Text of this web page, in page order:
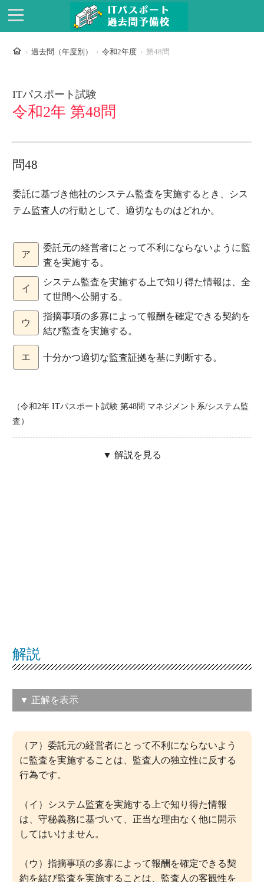
ホーム
過去問（年度別） 令和2年度 第48問
ITパスポート試験
令和2年 第48問
問48
委託に基づき他社のシステム監査を実施するとき、シス
テム監査人の行動として、適切なものはどれか。
ア
委託元の経営者にとって不利にならないように監
査を実施する。
イ
システム監査を実施する上で知り得た情報は、全
て世間へ公開する。
ウ
指摘事項の多寡によって報酬を確定できる契約を
結び監査を実施する。
エ 十分かつ適切な監査証拠を基に判断する。
（令和2年 ITパスポート試験 第48問 マネジメント系/システム監
査）
▼ 解説を見る
解説
▼ 正解を表示
判断する。
この問題の正解率：
（ア）委託元の経営者にとって不利にならないよう
に監査を実施することは、監査人の独立性に反する
行為です。
（イ）システム監査を実施する上で知り得た情報
は、守秘義務に基づいて、正当な理由なく他に開示
してはいけません。
（ウ）指摘事項の多寡によって報酬を確定できる契
約を結び監査を実施することは、監査人の客観性を